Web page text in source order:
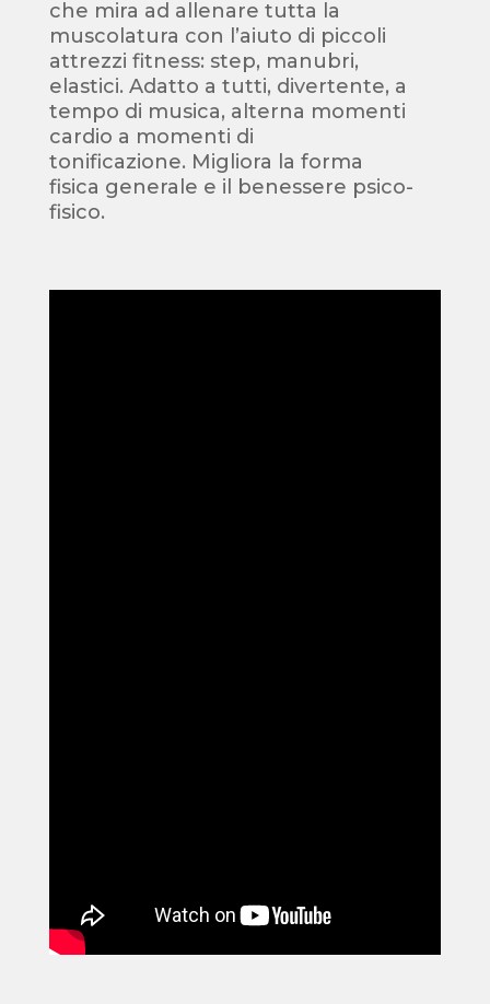
che mira ad allenare tutta la
muscolatura con l’aiuto di piccoli
attrezzi fitness: step, manubri,
elastici. Adatto a tutti, divertente, a
tempo di musica, alterna momenti
cardio a momenti di
tonificazione. Migliora la forma
fisica generale e il benessere psico-
fisico.